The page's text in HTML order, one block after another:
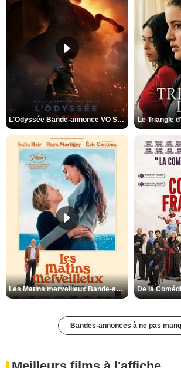
L'Odyssée Bande-annonce VO STFR Le Triangle
Les Matins merveilleux Bande-annonce VF
Bandes-annonces à ne pas